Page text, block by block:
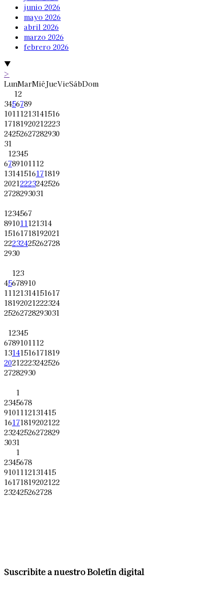
junio 2026
mayo 2026
abril 2026
marzo 2026
febrero 2026
▼
>
LunMarMiéJueVieSábDom
12
3456789
10111213141516
17181920212223
24252627282930
31
12345
6789101112
13141516171819
20212223242526
2728293031
1234567
891011121314
15161718192021
22232425262728
2930
123
45678910
11121314151617
18192021222324
25262728293031
12345
6789101112
13141516171819
20212223242526
27282930
1
2345678
9101112131415
16171819202122
23242526272829
3031
1
2345678
9101112131415
16171819202122
232425262728
Suscribite a nuestro Boletín digital